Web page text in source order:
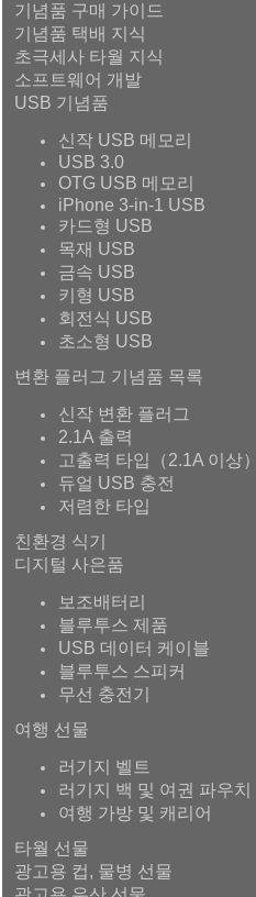
기념품 구매 가이드
기념품 택배 지식
초극세사 타월 지식
소프트웨어 개발
USB 기념품
신작 USB 메모리
USB 3.0
OTG USB 메모리
iPhone 3-in-1 USB
카드형 USB
목재 USB
금속 USB
키형 USB
회전식 USB
초소형 USB
변환 플러그 기념품 목록
신작 변환 플러그
2.1A 출력
고출력 타입（2.1A 이상）
듀얼 USB 충전
저렴한 타입
친환경 식기
디지털 사은품
보조배터리
블루투스 제품
USB 데이터 케이블
블루투스 스피커
무선 충전기
여행 선물
러기지 벨트
러기지 백 및 여권 파우치
여행 가방 및 캐리어
타월 선물
광고용 컵, 물병 선물